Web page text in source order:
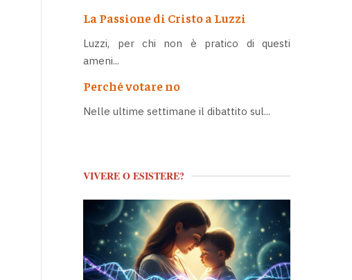
La Passione di Cristo a Luzzi
Luzzi, per chi non è pratico di questi
ameni...
Perché votare no
Nelle ultime settimane il dibattito sul...
VIVERE O ESISTERE?